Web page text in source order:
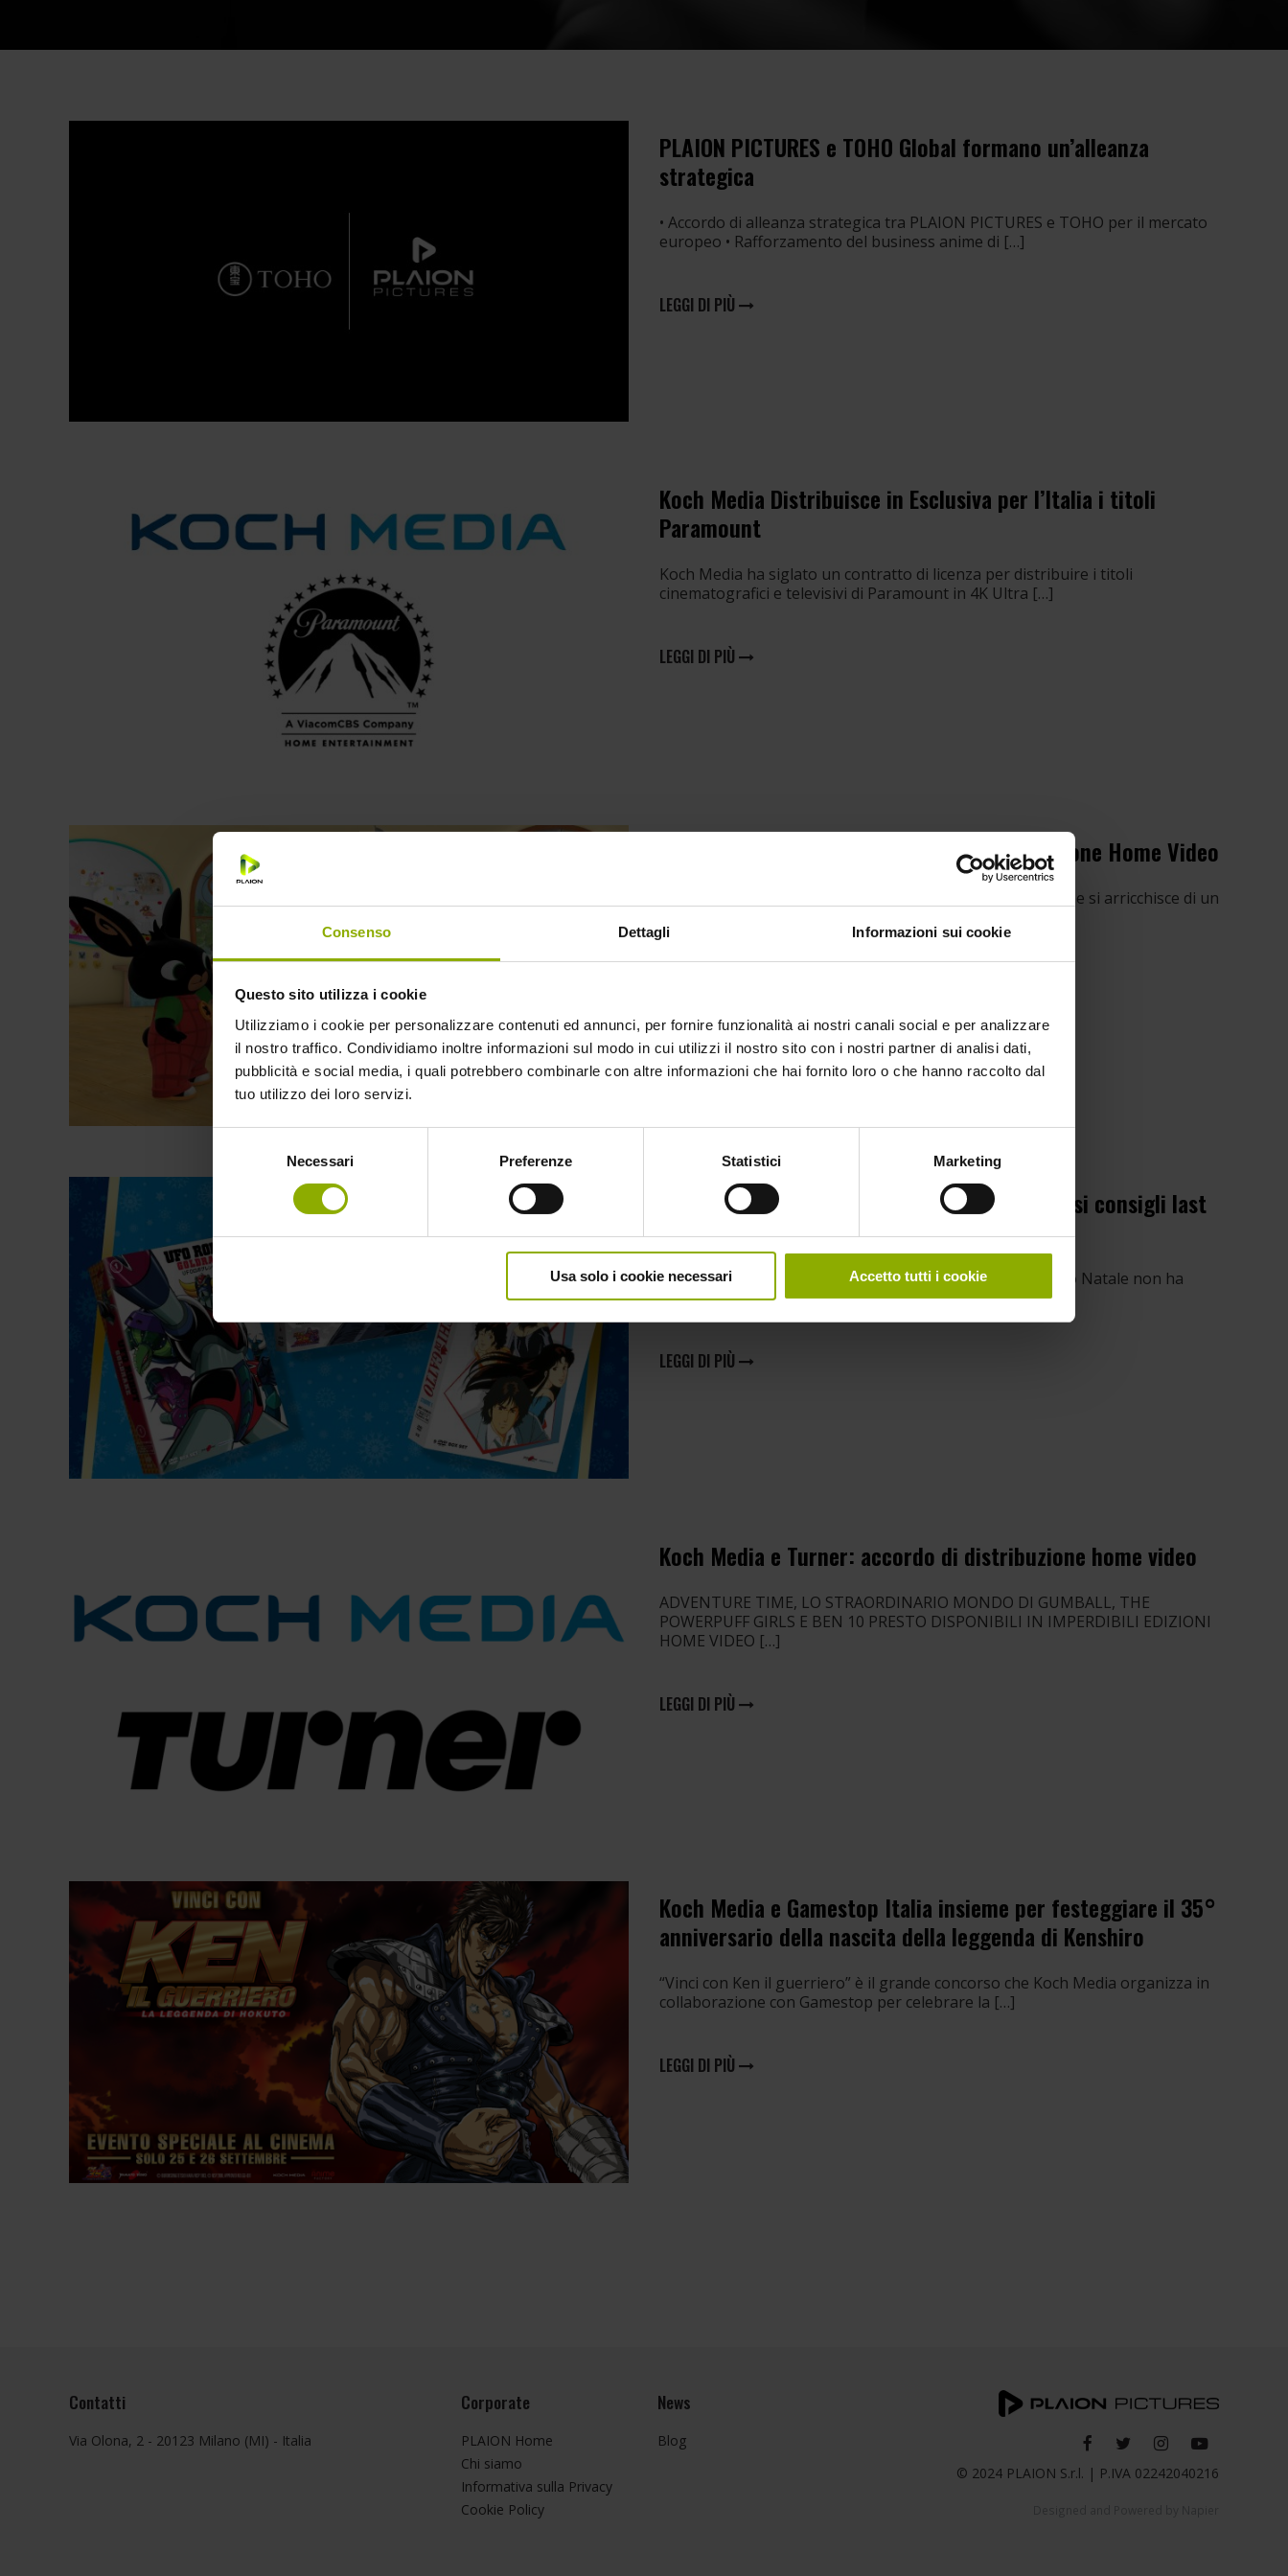
Consenso Dettagli Informazioni sui cookie
Questo sito utilizza i cookie
Utilizziamo i cookie per personalizzare contenuti ed annunci, per fornire funzionalità ai nostri canali social e per analizzare
il nostro traffico. Condividiamo inoltre informazioni sul modo in cui utilizzi il nostro sito con i nostri partner di analisi dati,
pubblicità e social media, i quali potrebbero combinarle con altre informazioni che hai fornito loro o che hanno raccolto dal
tuo utilizzo dei loro servizi.
Necessari Preferenze Statistici Marketing
Usa solo i cookie necessari Accetto tutti i cookie
PLAION PICTURES e TOHO Global formano un’alleanza
strategica
• Accordo di alleanza strategica tra PLAION PICTURES e TOHO per il mercato
europeo • Rafforzamento del business anime di […]
LEGGI DI PIÙ
Koch Media Distribuisce in Esclusiva per l’Italia i titoli
Paramount
Koch Media ha siglato un contratto di licenza per distribuire i titoli
cinematografici e televisivi di Paramount in 4K Ultra […]
LEGGI DI PIÙ
Koch Media Acquisisce BING per la sua Divisione Home Video
L’offerta Home Video di Koch Media dedicata all’animazione si arricchisce di un
Koch Media ti augura buon Natale con preziosi consigli last
minute
Ancora in cerca degli ultimi regali di Natale? Per chi questo Natale non ha
ancora trovato lo spunto giusto, pensiamo […]
LEGGI DI PIÙ
Koch Media e Turner: accordo di distribuzione home video
ADVENTURE TIME, LO STRAORDINARIO MONDO DI GUMBALL, THE
POWERPUFF GIRLS E BEN 10 PRESTO DISPONIBILI IN IMPERDIBILI EDIZIONI
HOME VIDEO […]
LEGGI DI PIÙ
Koch Media e Gamestop Italia insieme per festeggiare il 35°
anniversario della nascita della leggenda di Kenshiro
“Vinci con Ken il guerriero” è il grande concorso che Koch Media organizza in
collaborazione con Gamestop per celebrare la […]
LEGGI DI PIÙ
Contatti
Via Olona, 2 - 20123 Milano (MI) - Italia
Corporate
PLAION Home
Chi siamo
Informativa sulla Privacy
Cookie Policy
News
Blog
© 2024 PLAION S.r.l. | P.IVA 02242040216